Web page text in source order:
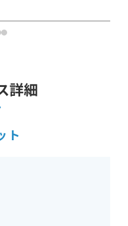
詳細
ト